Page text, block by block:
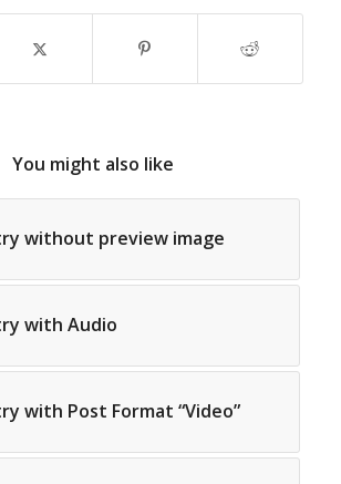
You might also like
without preview image
with Audio
with Post Format “Video”